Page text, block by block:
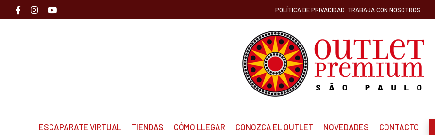
POLÍTICA DE PRIVACIDAD TRABAJA CON NOSOTROS
ESCAPARATE VIRTUAL TIENDAS CÓMO LLEGAR CONOZCA EL OUTLET NOVEDADES CONTACTO